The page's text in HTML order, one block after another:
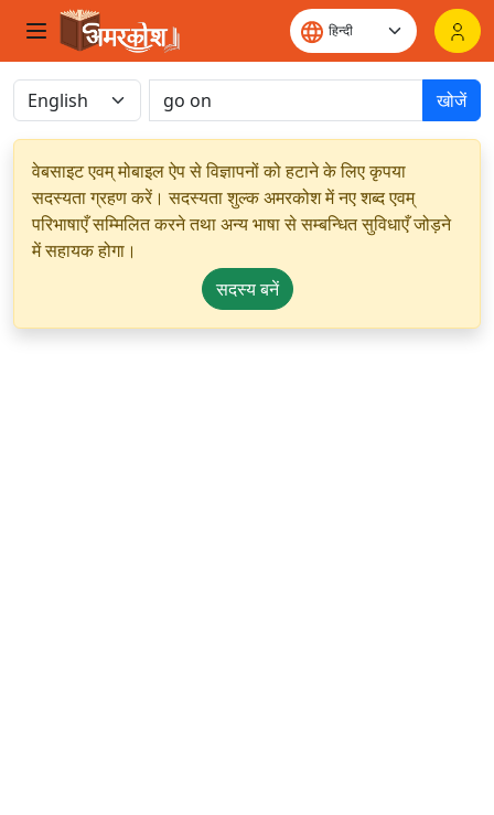
खोजें
वेबसाइट एवम् मोबाइल ऐप से विज्ञापनों को हटाने के लिए कृपया
सदस्यता ग्रहण करें। सदस्यता शुल्क अमरकोश में नए शब्द एवम्
परिभाषाएँ सम्मिलित करने तथा अन्य भाषा से सम्बन्धित सुविधाएँ जोड़ने
में सहायक होगा।
सदस्य बनें